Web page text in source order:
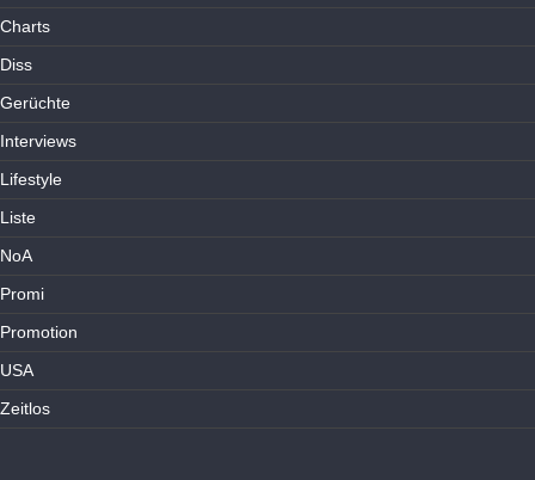
Charts
Diss
Gerüchte
Interviews
Lifestyle
Liste
NoA
Promi
Promotion
USA
Zeitlos